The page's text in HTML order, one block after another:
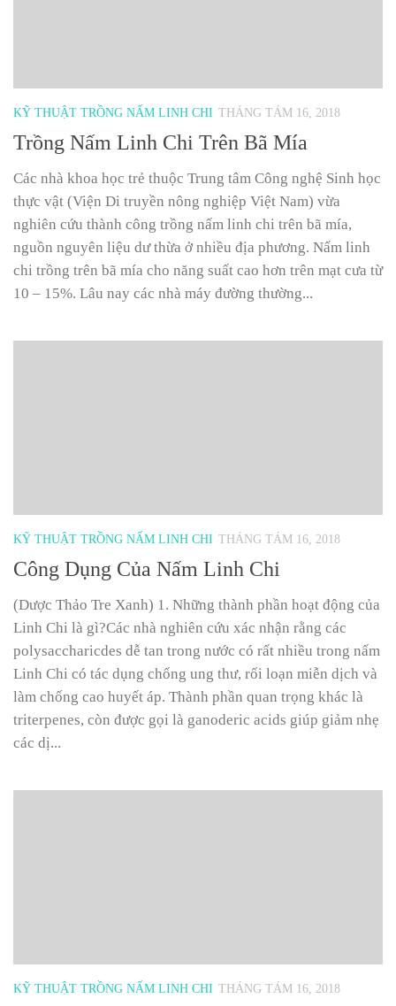
KỸ THUẬT TRỒNG NẤM LINH CHI THÁNG TÁM 16, 2018
Trồng Nấm Linh Chi Trên Bã Mía
Các nhà khoa học trẻ thuộc Trung tâm Công nghệ Sinh học
thực vật (Viện Di truyền nông nghiệp Việt Nam) vừa
nghiên cứu thành công trồng nấm linh chi trên bã mía,
nguồn nguyên liệu dư thừa ở nhiều địa phương. Nấm linh
chi trồng trên bã mía cho năng suất cao hơn trên mạt cưa từ
10 – 15%. Lâu nay các nhà máy đường thường...
KỸ THUẬT TRỒNG NẤM LINH CHI THÁNG TÁM 16, 2018
Công Dụng Của Nấm Linh Chi
(Dược Thảo Tre Xanh) 1. Những thành phần hoạt động của
Linh Chi là gì?Các nhà nghiên cứu xác nhận rằng các
polysaccharicdes dễ tan trong nước có rất nhiều trong nấm
Linh Chi có tác dụng chống ung thư, rối loạn miễn dịch và
làm chống cao huyết áp. Thành phần quan trọng khác là
triterpenes, còn được gọi là ganoderic acids giúp giảm nhẹ
các dị...
KỸ THUẬT TRỒNG NẤM LINH CHI THÁNG TÁM 16, 2018